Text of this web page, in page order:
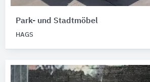
Park- und Stadtmöbel
HAGS